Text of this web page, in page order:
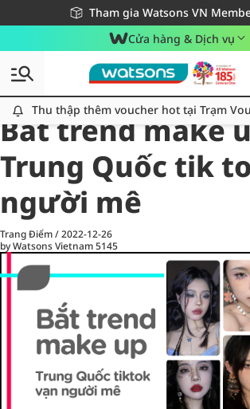
Tham gia Watsons VN
Miễn phí giao hàng cho đơn hàng
Giao hàng nhanh 24h - Áp dụng khu
Cửa hàng & Dịch vụ
Thu thập thêm voucher hot tại Trạm Voucher
Thu thập thêm voucher hot tại Trạm
All
Chăm Sóc Cá Nhân
Bắt trend make
Trung Quốc tik
người mê
Trang Điểm/2022-12-26
by Watsons Vietnam5145